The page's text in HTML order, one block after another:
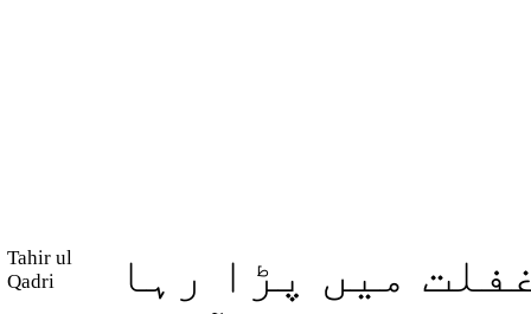
Tahir ul
Qadri
میں پڑا رہا